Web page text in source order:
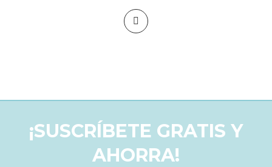
¡SUSCRÍBETE GRATIS Y
AHORRA!